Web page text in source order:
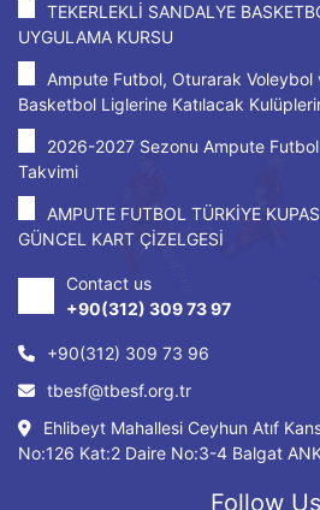
TEKERLEKLİ SANDALYE
UYGULAMA KURSU
Ampute Futbol, Oturarak
Basketbol Liglerine Katılacak
2026-2027 Sezonu Ampute
Takvimi
AMPUTE FUTBOL TÜRKİYE
GÜNCEL KART ÇİZELGESİ
Contact us
+90(312) 309 73 97
+90(312) 309 73 96
tbesf@tbesf.org.tr
Ehlibeyt Mahallesi Ceyhun Atıf
No:126 Kat:2 Daire No:3-4 Balgat
Follow